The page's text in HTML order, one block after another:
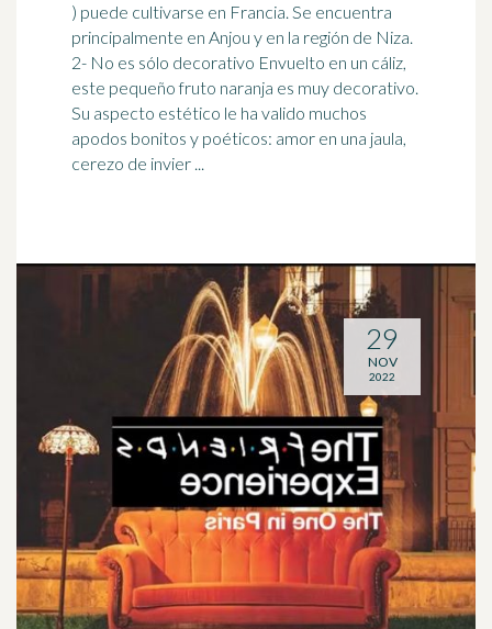
) puede cultivarse en Francia. Se encuentra
principalmente en Anjou y en la región de Niza.
2- No es sólo decorativo Envuelto en un cáliz,
este pequeño fruto naranja es muy decorativo.
Su aspecto estético le ha valido muchos
apodos bonitos y poéticos: amor en una jaula,
cerezo de invier ...
29
NOV
2022